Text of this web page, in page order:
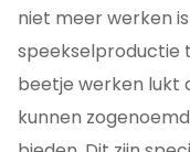
niet meer werken
speekselproductie
beetje werken lukt
kunnen